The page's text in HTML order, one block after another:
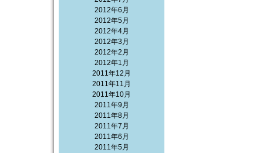
2012年6月
2012年5月
2012年4月
2012年3月
2012年2月
2012年1月
2011年12月
2011年11月
2011年10月
2011年9月
2011年8月
2011年7月
2011年6月
2011年5月